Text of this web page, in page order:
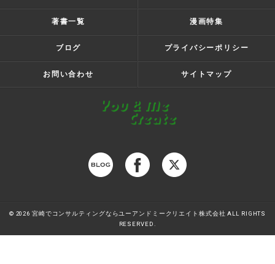
著書一覧 漫画特集
ブログ プライバシーポリシー
お問い合わせ サイトマップ
© 2026 宮崎でコンサルティングならユーアンドミークリエイト株式会社 ALL RIGHTS
RESERVED.